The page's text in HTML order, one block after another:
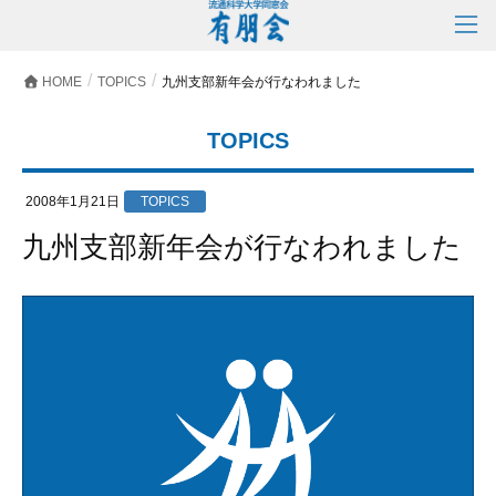
HOME TOPICS 九州支部新年会が行なわれました
TOPICS
2008年1月21日 TOPICS
九州支部新年会が行なわれました